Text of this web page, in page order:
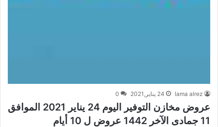
lama alrez 24 يناير,2021 0
عروض مخازن التوفير اليوم 24 يناير 2021 الموافق
11 جمادى الآخر 1442 عروض ل 10 أيام